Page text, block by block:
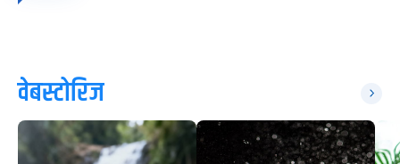
वेबस्टोरिज